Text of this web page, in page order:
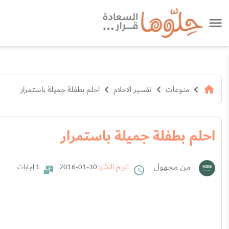
منوعات تفسير الاحلام احلم بطفلة جميلة باستمرار
احلم بطفلة جميلة باستمرار
من مجهول تاريخ النشر: 1 إجابات